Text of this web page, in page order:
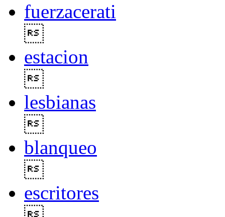
fuerzacerati
estacion
lesbianas
blanqueo
escritores